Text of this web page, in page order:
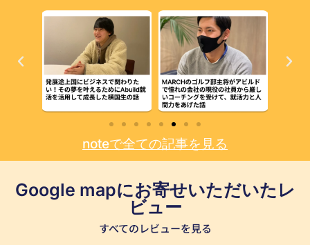
noteで全ての記事を見る
Google mapにお寄せいただいたレ
ビュー
すべてのレビューを見る